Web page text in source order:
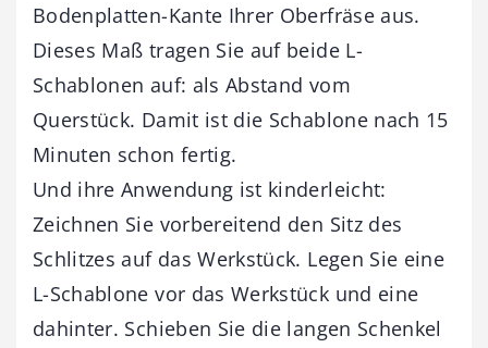
Bodenplatten-Kante Ihrer Oberfräse aus.
Dieses Maß tragen Sie auf beide L-
Schablonen auf: als Abstand vom
Querstück. Damit ist die Schablone nach 15
Minuten schon fertig.
Und ihre Anwendung ist kinderleicht:
Zeichnen Sie vorbereitend den Sitz des
Schlitzes auf das Werkstück. Legen Sie eine
L-Schablone vor das Werkstück und eine
dahinter. Schieben Sie die langen Schenkel